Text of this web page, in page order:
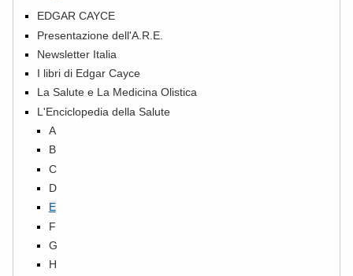
EDGAR CAYCE
Presentazione dell'A.R.E.
Newsletter Italia
I libri di Edgar Cayce
La Salute e La Medicina Olistica
L'Enciclopedia della Salute
A
B
C
D
E
F
G
H